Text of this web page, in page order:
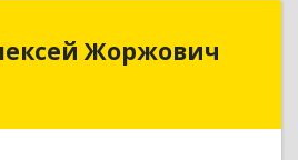
Жоржович
Алексей Жоржович
край, Тимашевский р-н,